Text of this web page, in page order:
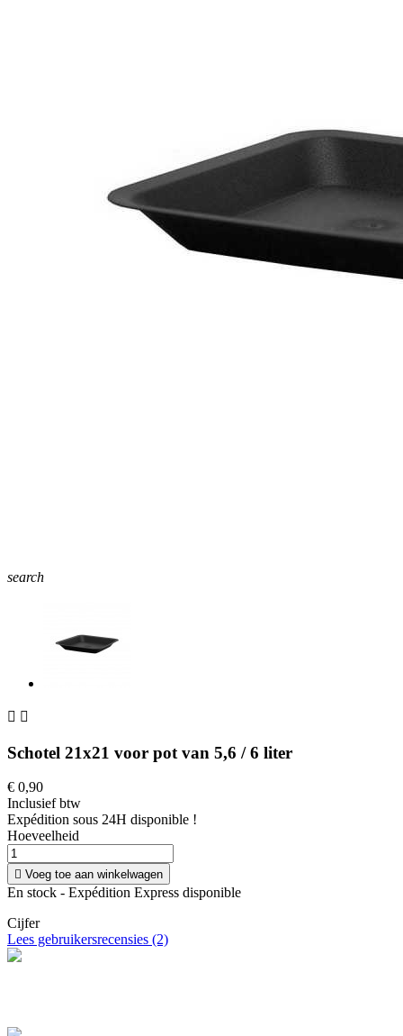
search
 
Schotel 21x21 voor pot van 5,6 / 6 liter
€ 0,90
Inclusief btw
Expédition sous 24H disponible !
Hoeveelheid
 Voeg toe aan winkelwagen
En stock - Expédition Express disponible
Cijfer
Lees gebruikersrecensies (2)